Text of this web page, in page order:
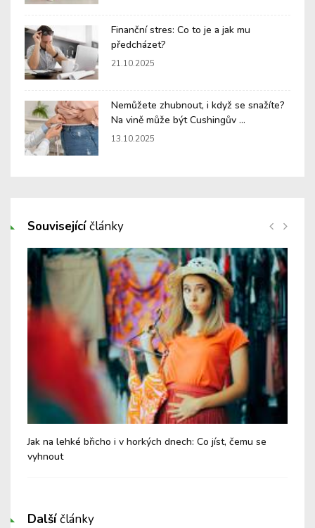
Finanční stres: Co to je a jak mu
předcházet?
21.10.2025
Nemůžete zhubnout, i když se snažíte?
Na vině může být Cushingův ...
13.10.2025
Souvisejícíčlánky
Jak na lehké břicho i v horkých dnech: Co jíst, čemu se
vyhnout
Dalšíčlánky